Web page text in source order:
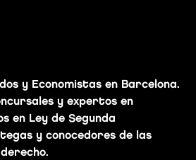
y Economistas en Barcelona.
y expertos en
en Ley de Segunda
y conocedores de las